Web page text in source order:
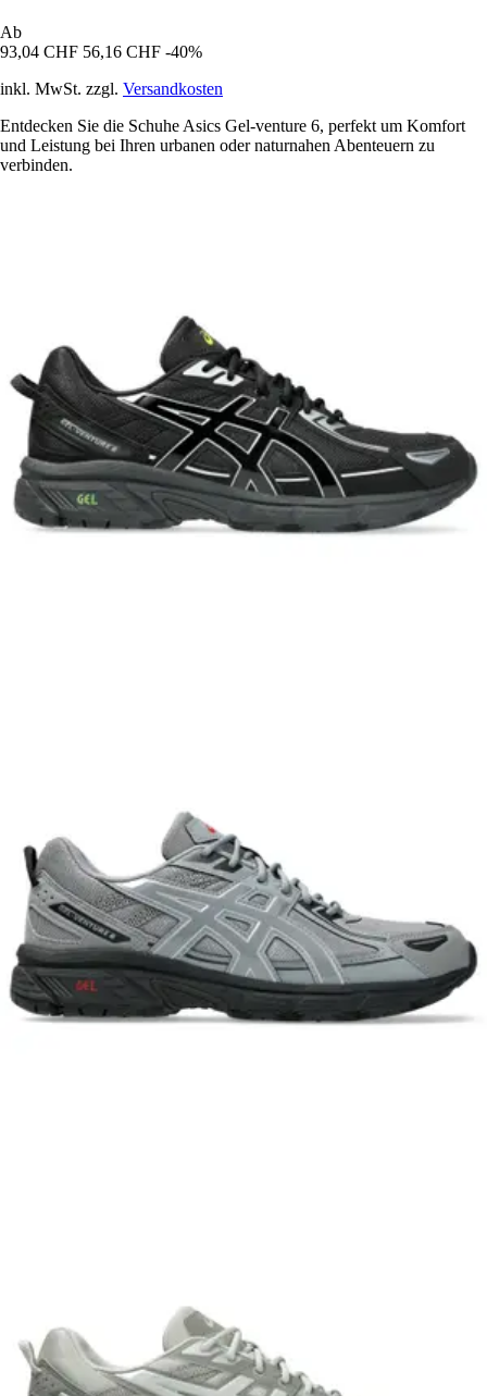
Ab
93,04 CHF 56,16 CHF -40%
inkl. MwSt. zzgl. Versandkosten
Entdecken Sie die Schuhe Asics Gel-venture 6, perfekt um Komfort
und Leistung bei Ihren urbanen oder naturnahen Abenteuern zu
verbinden.